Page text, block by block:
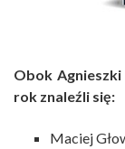
Obok
rok znaleźli się:
Maciej